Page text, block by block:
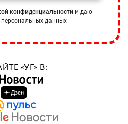
конфиденциальности и даю
персональных данных
«УГ» В: